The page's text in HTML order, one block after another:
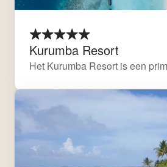
Kurumba Resort
Het Kurumba Resort is een